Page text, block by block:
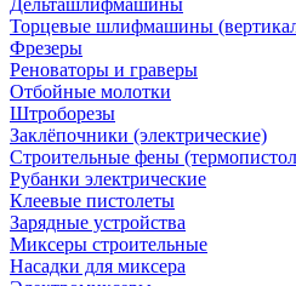
Дельташлифмашины
Торцевые шлифмашины
Фрезеры
Реноваторы и граверы
Отбойные молотки
Штроборезы
Заклёпочники (электрические)
Строительные фены
Рубанки электрические
Клеевые пистолеты
Зарядные устройства
Миксеры строительные
Насадки для миксера